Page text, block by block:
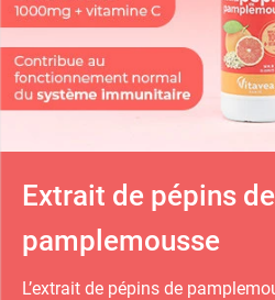
Extrait de pépins de
pamplemousse
L’extrait de pépins de